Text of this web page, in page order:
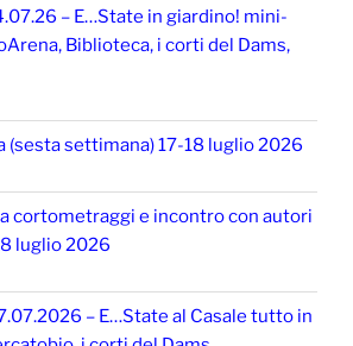
– E…State in giardino! mini-
Biblioteca, i corti del Dams,
(sesta settimana) 17-18 luglio 2026
cortometraggi e incontro con autori
luglio 2026
– E…State al Casale tutto in